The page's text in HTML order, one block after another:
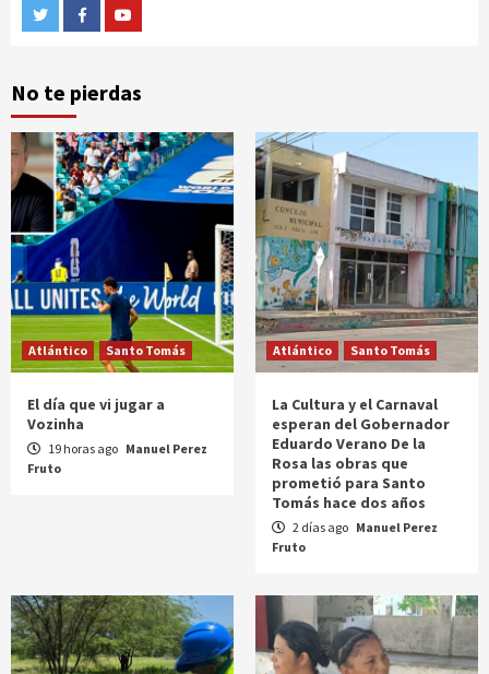
TwitterFacebook
No te pierdas
Atlántico Santo Tomás
El día que vi jugar a
Vozinha
19 horas ago Manuel Perez
Fruto
Atlántico Santo Tomás
La Cultura y el Carnaval
esperan del Gobernador
Eduardo Verano De la
Rosa las obras que
prometió para Santo
Tomás hace dos años
2 días ago Manuel Perez
Fruto